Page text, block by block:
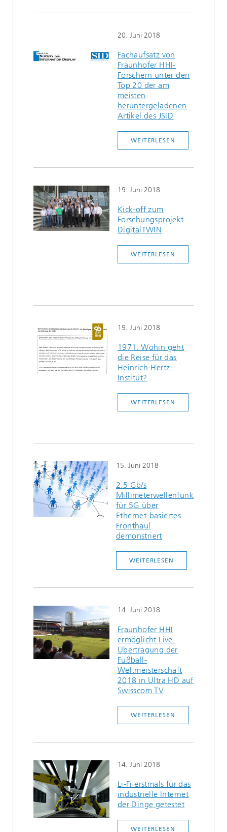
20. Juni 2018
Fachaufsatz von
Fraunhofer HHI-
Forschern unter den
Top 20 der am
meisten
heruntergeladenen
Artikel des JSID
WEITERLESEN
19. Juni 2018
Kick-off zum
Forschungsprojekt
DigitalTWIN
WEITERLESEN
19. Juni 2018
1971: Wohin geht
die Reise für das
Heinrich-Hertz-
Institut?
WEITERLESEN
15. Juni 2018
2.5 Gb/s
Millimeterwellenfunk
für 5G über
Ethernet-basiertes
Fronthaul
demonstriert
WEITERLESEN
14. Juni 2018
Fraunhofer HHI
ermöglicht Live-
Übertragung der
Fußball-
Weltmeisterschaft
2018 in Ultra HD auf
Swisscom TV
WEITERLESEN
14. Juni 2018
Li-Fi erstmals für das
industrielle Internet
der Dinge getestet
WEITERLESEN